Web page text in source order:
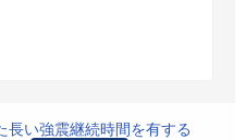
長い強震継続時間を有する